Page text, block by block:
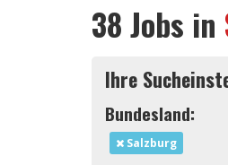
38Jobs in
Ihre
Bundesland:
Salzburg